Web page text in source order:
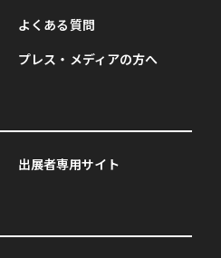
よくある質問
プレス・メディアの方へ
出展者専用サイト